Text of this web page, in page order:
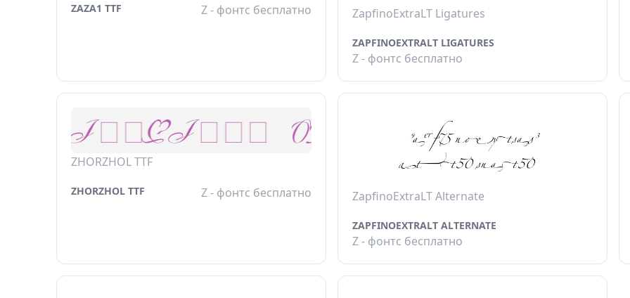
ZAZA1 TTF Z - фонтс бесплатно ZapfinoExtraLT Ligatures
ZAPFINOEXTRALT LIGATURES
Z - фонтс бесплатно
ZHORZHOL TTF
ZHORZHOL TTF Z - фонтс бесплатно ZapfinoExtraLT Alternate
ZAPFINOEXTRALT ALTERNATE
Z - фонтс бесплатно